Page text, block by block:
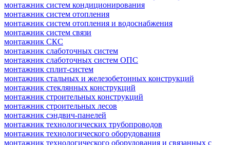
монтажник систем кондиционирования
монтажник систем отопления
монтажник систем отопления и водоснабжения
монтажник систем связи
монтажник СКС
монтажник слаботочных систем
монтажник слаботочных систем ОПС
монтажник сплит-систем
монтажник стальных и железобетонных конструкций
монтажник стеклянных конструкций
монтажник строительных конструкций
монтажник строительных лесов
монтажник сэндвич-панелей
монтажник технологических трубопроводов
монтажник технологического оборудования
монтажник технологического оборудования и связанных с